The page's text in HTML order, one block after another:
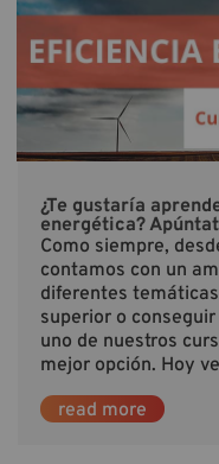
¿Te gustaría
energética?
Como siempre,
contamos con un
diferentes
superior o
uno de nuestros
mejor opción. Hoy
read more